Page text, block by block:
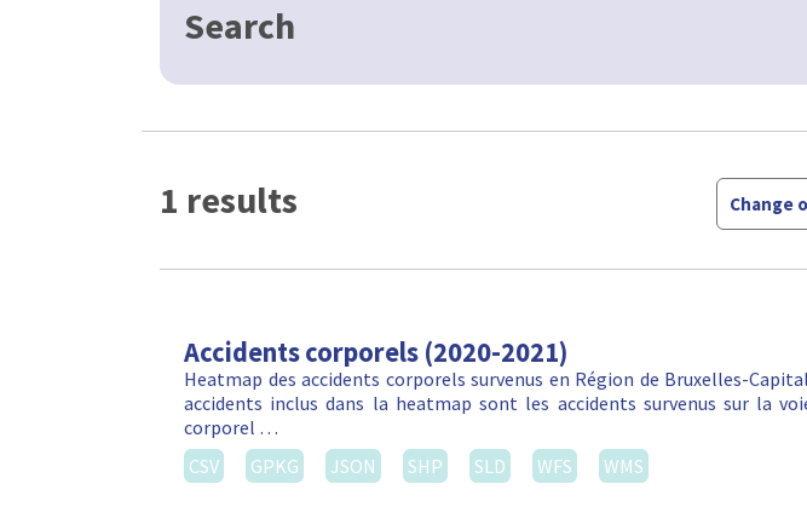
Search
1 results Change
Accidents corporels (2020-2021)
Heatmap des accidents corporels survenus en Région de Bruxelles-
accidents inclus dans la heatmap sont les accidents survenus sur la
corporel …
CSV
GPKG JSON SHP SLD WFS WMS